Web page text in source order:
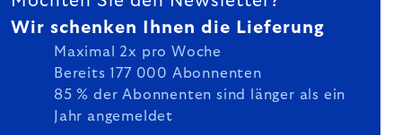
Wir schenken Ihnen die Lieferung
Maximal 2x pro Woche
Bereits 177 000 Abonnenten
85 % der Abonnenten sind länger als ein
Jahr angemeldet